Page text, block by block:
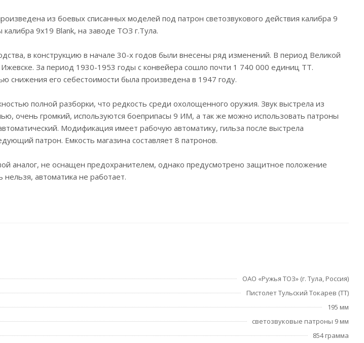
из боевых списанных моделей под патрон светозвукового действия калибра 9
9x19 Blank, на заводе ТОЗ г.Тула.
в конструкцию в начале 30-х годов были внесены ряд изменений. В период Великой
За период 1930-1953 годы с конвейера сошло почти 1 740 000 единиц ТТ.
снижения его себестоимости была произведена в 1947 году.
полной разборки, что редкость среди охолощенного оружия. Звук выстрела из
очень громкий, используются боеприпасы 9 ИМ, а так же можно использовать патроны
Модификация имеет рабочую автоматику, гильза после выстрела
патрон. Емкость магазина составляет 8 патронов.
аналог, не оснащен предохранителем, однако предусмотрено защитное положение
автоматика не работает.
ОАО «Ружья ТОЗ» (г. Тула, Россия)
Пистолет Тульский Токарев (ТТ)
195 мм
светозвуковые патроны 9 мм
854 грамма